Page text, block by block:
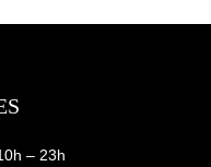
– 23h